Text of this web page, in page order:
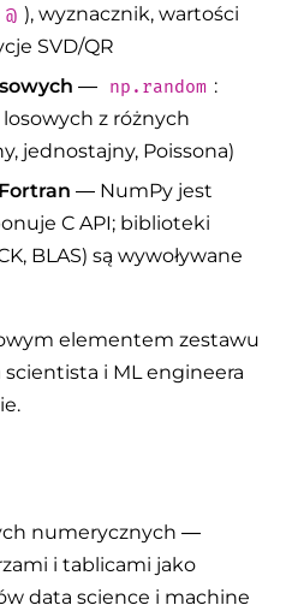
@ ), wyznacznik, wartości
SVD/QR
— np.random :
z różnych
jednostajny, Poissona)
— NumPy jest
C API; biblioteki
BLAS) są wywoływane
elementem zestawu
i ML engineera
numerycznych —
i tablicami jako
data science i machine